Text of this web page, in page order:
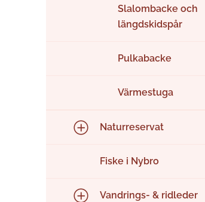
Slalombacke och
längdskidspår
Pulkabacke
Värmestuga
Naturreservat
Fiske i Nybro
Vandrings- & ridleder